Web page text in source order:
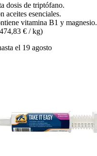
dosis de triptófano.
aceites esenciales.
vitamina B1 y magnesio.
€ / kg)
el 19 agosto